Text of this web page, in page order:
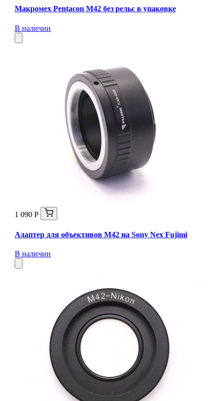
Макромех Pentaсon M42 без рельс в упаковке
В наличии
1 090 Р
Адаптер для объективов M42 на Sony Nex Fujimi
В наличии